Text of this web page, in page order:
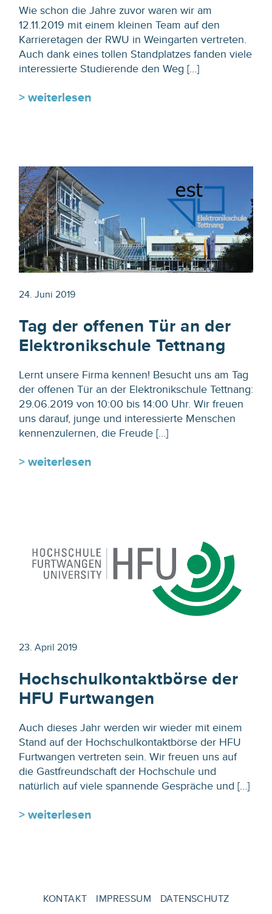
Wie schon die Jahre zuvor waren wir am
12.11.2019 mit einem kleinen Team auf den
Karrieretagen der RWU in Weingarten vertreten.
Auch dank eines tollen Standplatzes fanden viele
interessierte Studierende den Weg […]
> weiterlesen
24. Juni 2019
Tag der offenen Tür an der
Elektronikschule Tettnang
Lernt unsere Firma kennen! Besucht uns am Tag
der offenen Tür an der Elektronikschule Tettnang:
29.06.2019 von 10:00 bis 14:00 Uhr. Wir freuen
uns darauf, junge und interessierte Menschen
kennenzulernen, die Freude […]
> weiterlesen
23. April 2019
Hochschulkontaktbörse der
HFU Furtwangen
Auch dieses Jahr werden wir wieder mit einem
Stand auf der Hochschulkontaktbörse der HFU
Furtwangen vertreten sein. Wir freuen uns auf
die Gastfreundschaft der Hochschule und
natürlich auf viele spannende Gespräche und […]
> weiterlesen
KONTAKT IMPRESSUM DATENSCHUTZ